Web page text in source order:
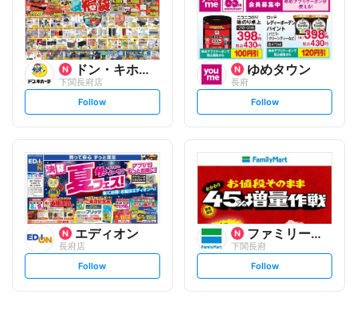
w w
ドン・キホーテ
下関長府店
s
t
l
o
w
Follow
ゆめタウン
長府
s
t
o
Follow
エディオン
長府店
s
t
Follow
ファミリーマート
下関長府
s
t
Follow